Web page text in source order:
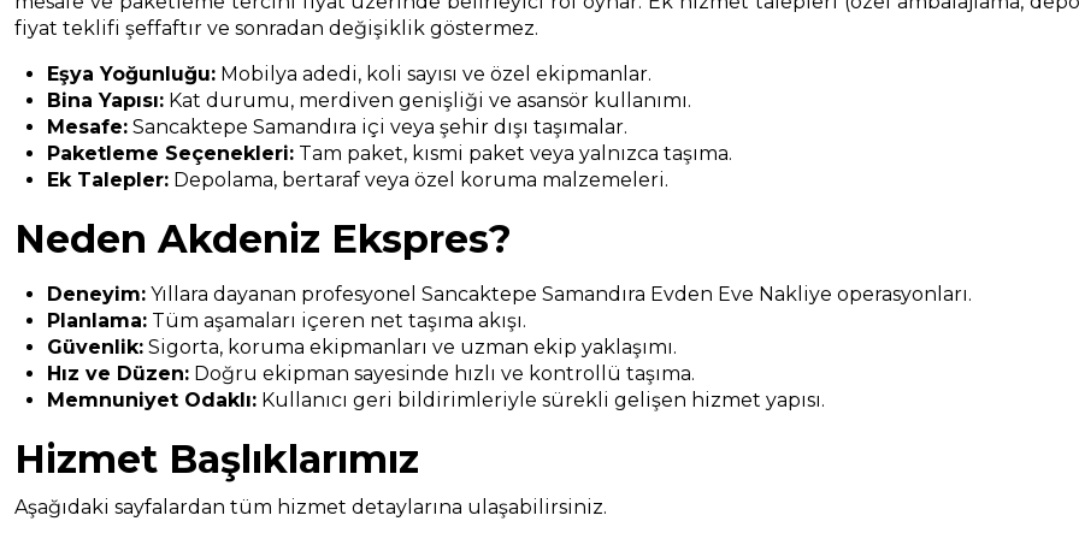
fiyat teklifi şeffaftır ve sonradan değişiklik göstermez.
Eşya Yoğunluğu: Mobilya adedi, koli sayısı ve özel ekipmanlar.
Bina Yapısı: Kat durumu, merdiven genişliği ve asansör kullanımı.
Mesafe: Sancaktepe Samandıra içi veya şehir dışı taşımalar.
Paketleme Seçenekleri: Tam paket, kısmi paket veya yalnızca taşıma.
Ek Talepler: Depolama, bertaraf veya özel koruma malzemeleri.
Neden Akdeniz Ekspres?
Deneyim: Yıllara dayanan profesyonel Sancaktepe Samandıra Evden Eve Nakliye operasyonları.
Planlama: Tüm aşamaları içeren net taşıma akışı.
Güvenlik: Sigorta, koruma ekipmanları ve uzman ekip yaklaşımı.
Hız ve Düzen: Doğru ekipman sayesinde hızlı ve kontrollü taşıma.
Memnuniyet Odaklı: Kullanıcı geri bildirimleriyle sürekli gelişen hizmet yapısı.
Hizmet Başlıklarımız
Aşağıdaki sayfalardan tüm hizmet detaylarına ulaşabilirsiniz.